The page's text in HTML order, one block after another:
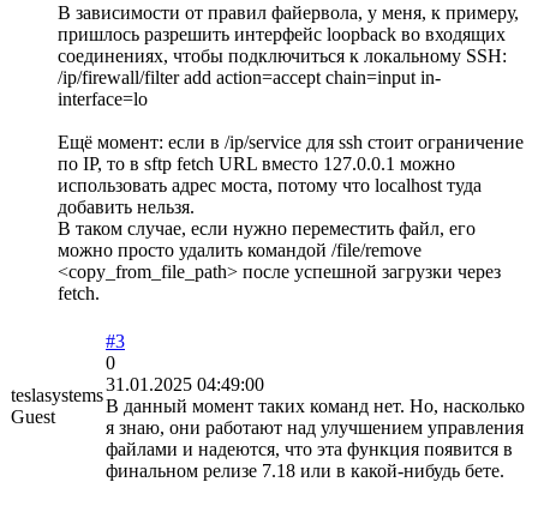
В зависимости от правил файервола, у меня, к примеру,
пришлось разрешить интерфейс loopback во входящих
соединениях, чтобы подключиться к локальному SSH:
/ip/firewall/filter add action=accept chain=input in-
interface=lo
Ещё момент: если в /ip/service для ssh стоит ограничение
по IP, то в sftp fetch URL вместо 127.0.0.1 можно
использовать адрес моста, потому что localhost туда
добавить нельзя.
В таком случае, если нужно переместить файл, его
можно просто удалить командой /file/remove
<copy_from_file_path> после успешной загрузки через
fetch.
teslasystems
Guest
#3
0
31.01.2025 04:49:00
В данный момент таких команд нет. Но, насколько
я знаю, они работают над улучшением управления
файлами и надеются, что эта функция появится в
финальном релизе 7.18 или в какой-нибудь бете.